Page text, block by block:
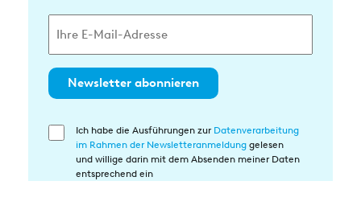
Newsletter abonnieren
Einwilligung
Ich habe die Ausführungen zur Datenverarbeitung
im Rahmen der Newsletteranmeldung gelesen
und willige darin mit dem Absenden meiner Daten
entsprechend ein